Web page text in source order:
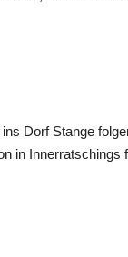
Dorf Stange
in Innerratschings